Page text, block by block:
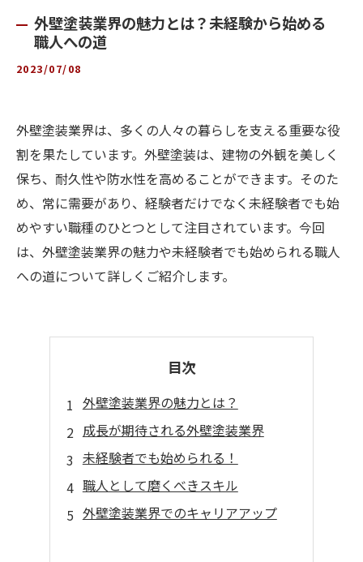
外壁塗装業界の魅力とは？未経験から始める
職人への道
2023/07/08
外壁塗装業界は、多くの人々の暮らしを支える重要な役
割を果たしています。外壁塗装は、建物の外観を美しく
保ち、耐久性や防水性を高めることができます。そのた
め、常に需要があり、経験者だけでなく未経験者でも始
めやすい職種のひとつとして注目されています。今回
は、外壁塗装業界の魅力や未経験者でも始められる職人
への道について詳しくご紹介します。
目次
外壁塗装業界の魅力とは？
成長が期待される外壁塗装業界
未経験者でも始められる！
職人として磨くべきスキル
外壁塗装業界でのキャリアアップ